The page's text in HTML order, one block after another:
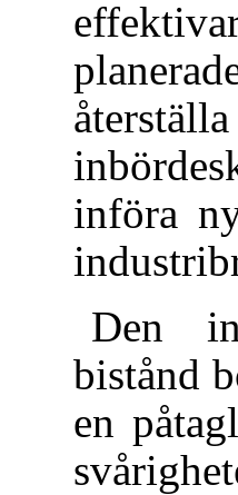
införa
Den
bistånd
en